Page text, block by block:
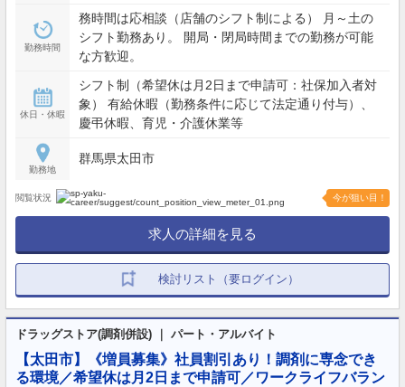
勤務時間
務時間は応相談（店舗のシフト制による） 月～土の
シフト勤務あり。 開局・閉局時間までの勤務が可能
な方歓迎。
休日・休暇
シフト制（希望休は月2日まで申請可：社保加入者対
象） 有給休暇（勤務条件に応じて法定通り付与）、
慶弔休暇、育児・介護休業等
勤務地
群馬県太田市
閲覧状況 今が狙い目！
求人の詳細を見る
検討リスト（要ログイン）
ドラッグストア(調剤併設) ｜ パート・アルバイト
【太田市】《増員募集》社員割引あり！調剤に専念でき
る環境／希望休は月2日まで申請可／ワークライフバラン